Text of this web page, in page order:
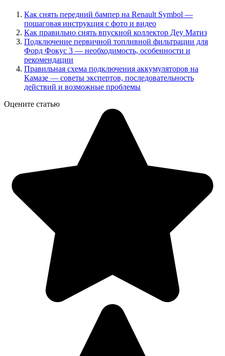
Как снять передний бампер на Renault Symbol —
пошаговая инструкция с фото и видео
Как правильно снять впускной коллектор Деу Матиз
Подключение первичной топливной фильтрации для
Форд Фокус 3 — необходимость, особенности и
рекомендации
Правильная схема подключения аккумуляторов на
Камазе — советы экспертов, последовательность
действий и возможные проблемы
Оцените статью